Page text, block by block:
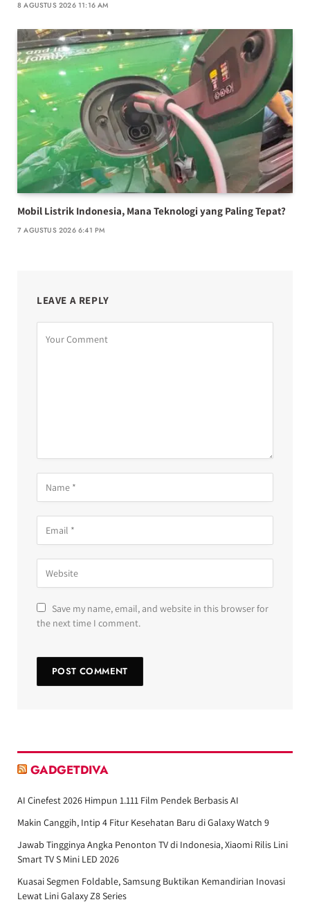
8 AGUSTUS 2026 11:16 AM
Mobil Listrik Indonesia, Mana Teknologi yang Paling Tepat?
7 AGUSTUS 2026 6:41 PM
LEAVE A REPLY
Save my name, email, and website in this browser for
the next time I comment.
GADGETDIVA
AI Cinefest 2026 Himpun 1.111 Film Pendek Berbasis AI
Makin Canggih, Intip 4 Fitur Kesehatan Baru di Galaxy Watch 9
Jawab Tingginya Angka Penonton TV di Indonesia, Xiaomi Rilis Lini
Smart TV S Mini LED 2026
Kuasai Segmen Foldable, Samsung Buktikan Kemandirian Inovasi
Lewat Lini Galaxy Z8 Series